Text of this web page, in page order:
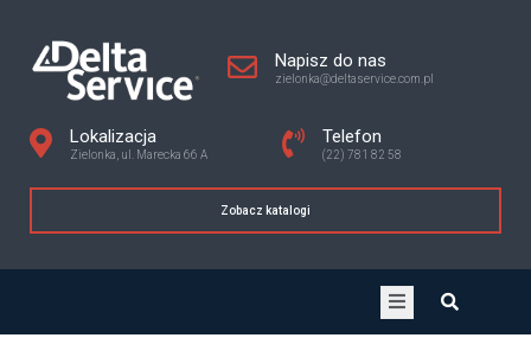
Napisz do nas
zielonka@deltaservice.com.pl
Lokalizacja
Zielonka, ul. Marecka 66 A
Telefon
(22) 781 82 58
Zobacz katalogi